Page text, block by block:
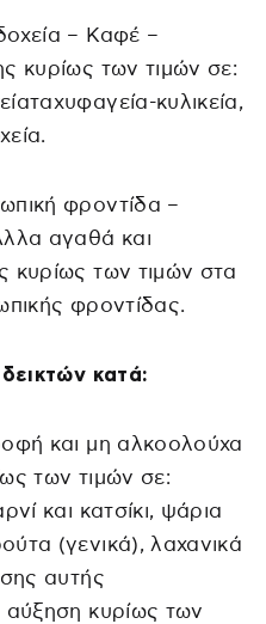
– Καφέ –
κυρίως των τιμών σε:
κυλικεία,
φροντίδα –
αγαθά και
κυρίως των τιμών στα
φροντίδας.
κατά:
και μη αλκοολούχα
των τιμών σε:
και κατσίκι, ψάρια
(γενικά), λαχανικά
αυτής
αύξηση κυρίως των